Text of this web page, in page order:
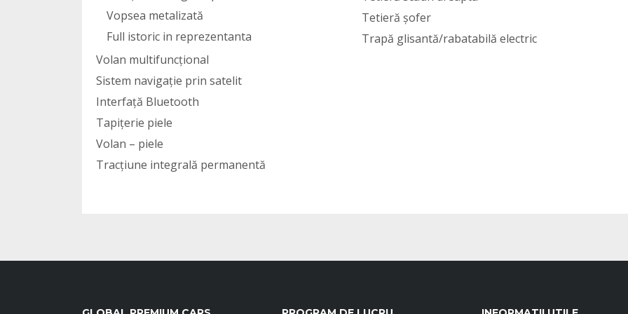
Vopsea metalizată
Full istoric in reprezentanta
Tetieră șofer
Trapă glisantă/rabatabilă electric
Volan multifuncțional
Sistem navigație prin satelit
Interfață Bluetooth
Tapițerie piele
Volan – piele
Tracțiune integrală permanentă